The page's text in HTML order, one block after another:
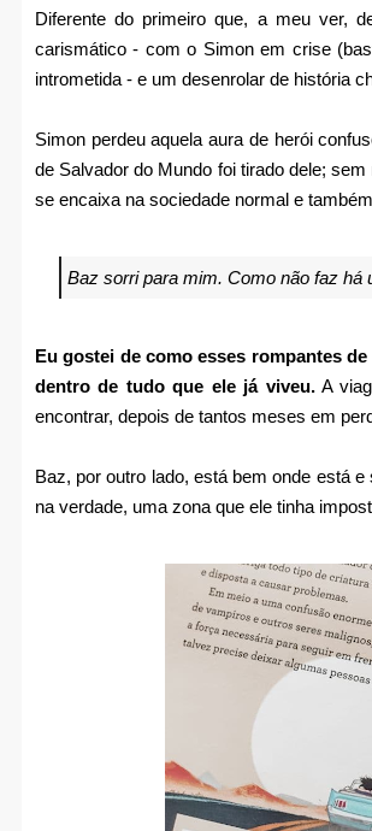
Diferente do primeiro que, a meu ver,
carismático - com o Simon em crise
intrometida - e um desenrolar de história
Simon perdeu aquela aura de herói
de Salvador do Mundo foi tirado dele;
se encaixa na sociedade normal e
Baz sorri para mim. Como não faz
Eu gostei de como esses rompantes
dentro de tudo que ele já viveu.A
encontrar, depois de tantos meses em
Baz, por outro lado, está bem onde está
na verdade, uma zona que ele tinha